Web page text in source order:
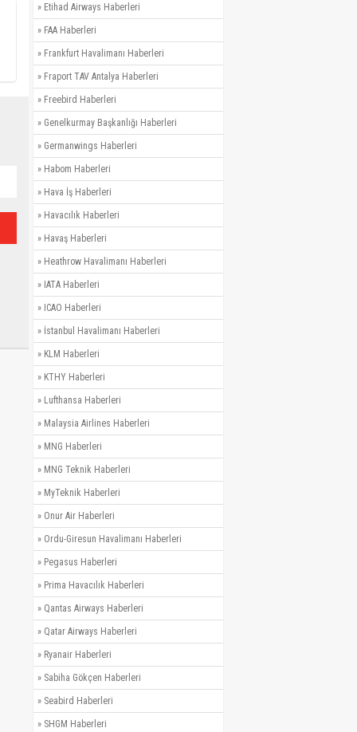
» Etihad Airways Haberleri
» FAA Haberleri
» Frankfurt Havalimanı Haberleri
» Fraport TAV Antalya Haberleri
» Freebird Haberleri
» Genelkurmay Başkanlığı Haberleri
» Germanwings Haberleri
» Habom Haberleri
» Hava İş Haberleri
» Havacılık Haberleri
» Havaş Haberleri
» Heathrow Havalimanı Haberleri
» IATA Haberleri
» ICAO Haberleri
» İstanbul Havalimanı Haberleri
» KLM Haberleri
» KTHY Haberleri
» Lufthansa Haberleri
» Malaysia Airlines Haberleri
» MNG Haberleri
» MNG Teknik Haberleri
» MyTeknik Haberleri
» Onur Air Haberleri
» Ordu-Giresun Havalimanı Haberleri
» Pegasus Haberleri
» Prima Havacılık Haberleri
» Qantas Airways Haberleri
» Qatar Airways Haberleri
» Ryanair Haberleri
» Sabiha Gökçen Haberleri
» Seabird Haberleri
» SHGM Haberleri